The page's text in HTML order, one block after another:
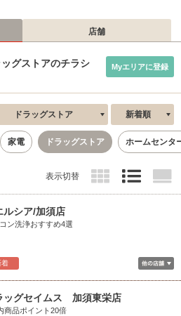
店舗
グストアのチラシ
Myエリアに登録
ドラッグストア 新着順
家電 ドラッグストア ホームセンタ
表示切替
着
ルシア/加須店
ン洗浄おすすめ4選
ッグセイムス 加須東栄店
商品ポイント20倍